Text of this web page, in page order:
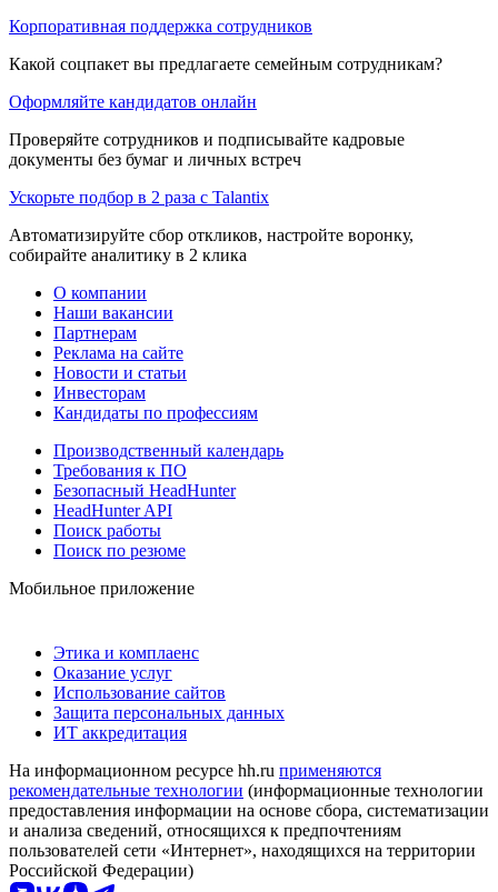
Корпоративная поддержка сотрудников
Какой соцпакет вы предлагаете семейным сотрудникам?
Оформляйте кандидатов онлайн
Проверяйте сотрудников и подписывайте кадровые
документы без бумаг и личных встреч
Ускорьте подбор в 2 раза с Talantix
Автоматизируйте сбор откликов, настройте воронку,
собирайте аналитику в 2 клика
О компании
Наши вакансии
Партнерам
Реклама на сайте
Новости и статьи
Инвесторам
Кандидаты по профессиям
Производственный календарь
Требования к ПО
Безопасный HeadHunter
HeadHunter API
Поиск работы
Поиск по резюме
Мобильное приложение
Этика и комплаенс
Оказание услуг
Использование сайтов
Защита персональных данных
ИТ аккредитация
На информационном ресурсе hh.ru применяются
рекомендательные технологии (информационные технологии
предоставления информации на основе сбора, систематизации
и анализа сведений, относящихся к предпочтениям
пользователей сети «Интернет», находящихся на территории
Российской Федерации)